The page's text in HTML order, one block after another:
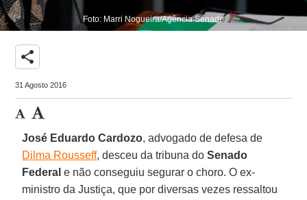
Foto: Marri Nogueira/Agência Senado
share
31 Agosto 2016
José Eduardo Cardozo, advogado de defesa de
Dilma Rousseff, desceu da tribuna doSenado
Federal e não conseguiu segurar o choro. O ex-
ministro da Justiça, que por diversas vezes ressaltou